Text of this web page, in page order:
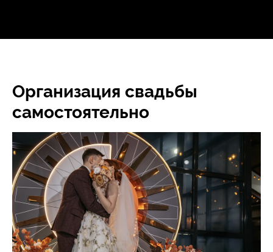
Организация свадьбы
самостоятельно